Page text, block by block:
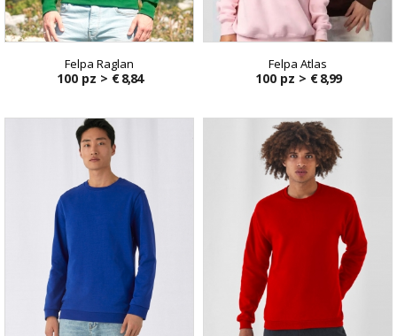
Felpa Raglan
100 pz > € 8,84
Felpa Atlas
100 pz > € 8,99